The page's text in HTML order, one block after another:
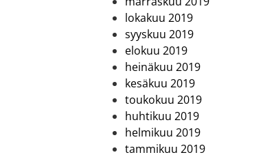
lokakuu 2019
syyskuu 2019
elokuu 2019
heinäkuu 2019
kesäkuu 2019
toukokuu 2019
huhtikuu 2019
helmikuu 2019
tammikuu 2019